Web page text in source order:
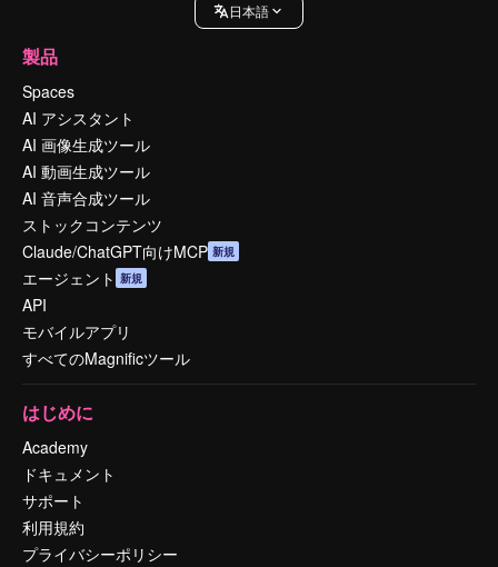
日本語
製品
Spaces
AI アシスタント
AI 画像生成ツール
AI 動画生成ツール
AI 音声合成ツール
ストックコンテンツ
Claude/ChatGPT向けMCP 新規
エージェント 新規
API
モバイルアプリ
すべてのMagnificツール
はじめに
Academy
ドキュメント
サポート
利用規約
プライバシーポリシー